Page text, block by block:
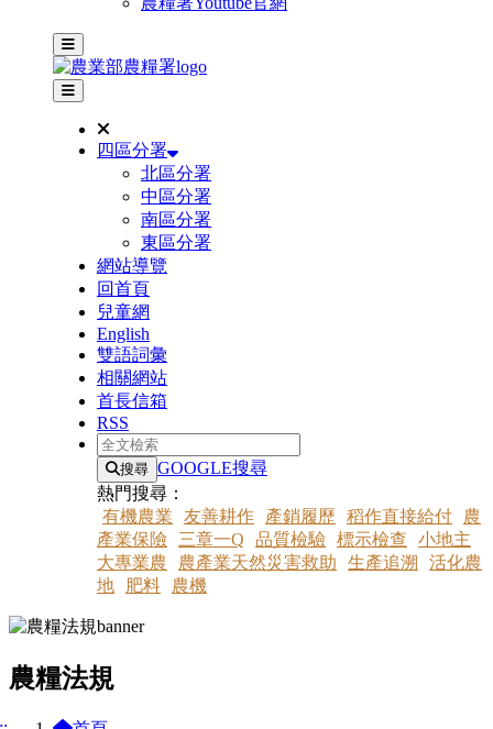
主選單
其他網站選單
四區分署
北區分署
中區分署
南區分署
東區分署
網站導覽
回首頁
兒童網
English
雙語詞彙
相關網站
首長信箱
RSS
全文檢索
搜尋 GOOGLE搜尋
熱門搜尋：
有機農業
友善耕作 產銷履歷 稻作直接給付
農
產業保險
三章一Q 品質檢驗 標示檢查
小地主
大專業農
農產業天然災害救助 生產追溯
活化農
地
肥料 農機
農糧法規